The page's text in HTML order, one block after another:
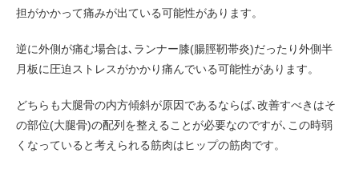
担がかかって痛みが出ている可能性があります。
逆に外側が痛む場合は､ランナー膝(腸脛靭帯炎)だったり外側半
月板に圧迫ストレスがかかり痛んでいる可能性があります。
どちらも大腿骨の内方傾斜が原因であるならば､改善すべきはそ
の部位(大腿骨)の配列を整えることが必要なのですが､この時弱
くなっていると考えられる筋肉はヒップの筋肉です。